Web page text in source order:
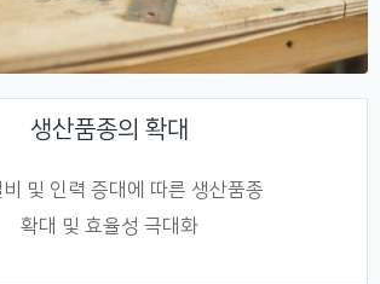
생산품종의 확대
및 인력 증대에 따른 생산품종
확대 및 효율성 극대화